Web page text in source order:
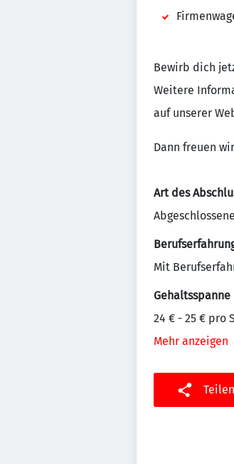
Bewirb dich
Weitere
auf unserer
Dann freuen
Art des
Mit
Gehaltsspanne
24 € - 25 € pro
Mehr anzeigen
Teilen